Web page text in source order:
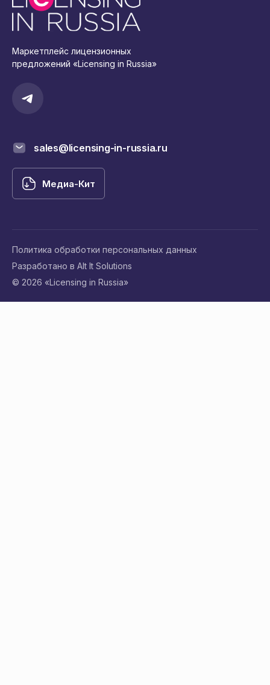
Маркетплейс лицензионных
предложений «Licensing in Russia»
sales@licensing-in-russia.ru
Медиа-Кит
© 2026 «Licensing in Russia»
Политика обработки персональных данных
Разработано в Alt It Solutions